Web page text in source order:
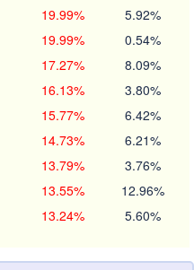
19.99% 5.92%
19.99% 0.54%
17.27% 8.09%
16.13% 3.80%
15.77% 6.42%
14.73% 6.21%
13.79% 3.76%
13.55% 12.96%
13.24% 5.60%